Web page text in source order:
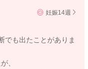
妊娠14週
でも出たことがありま
、